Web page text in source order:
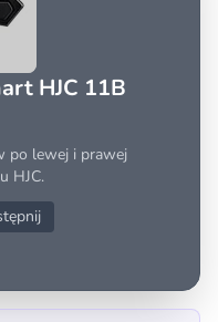
HJC 11B
po lewej i prawej
HJC.